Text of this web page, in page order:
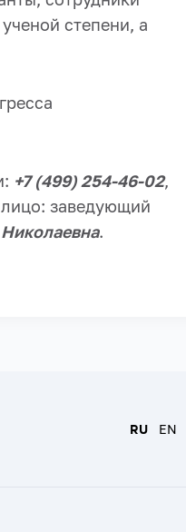
степени, а
+7 (499) 254-46-02,
заведующий
.
RU EN